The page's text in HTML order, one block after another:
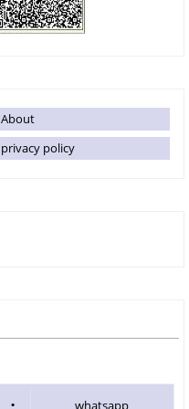
About
privacy policy
whatsapp